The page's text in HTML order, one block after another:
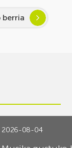
berria
2026-08-04